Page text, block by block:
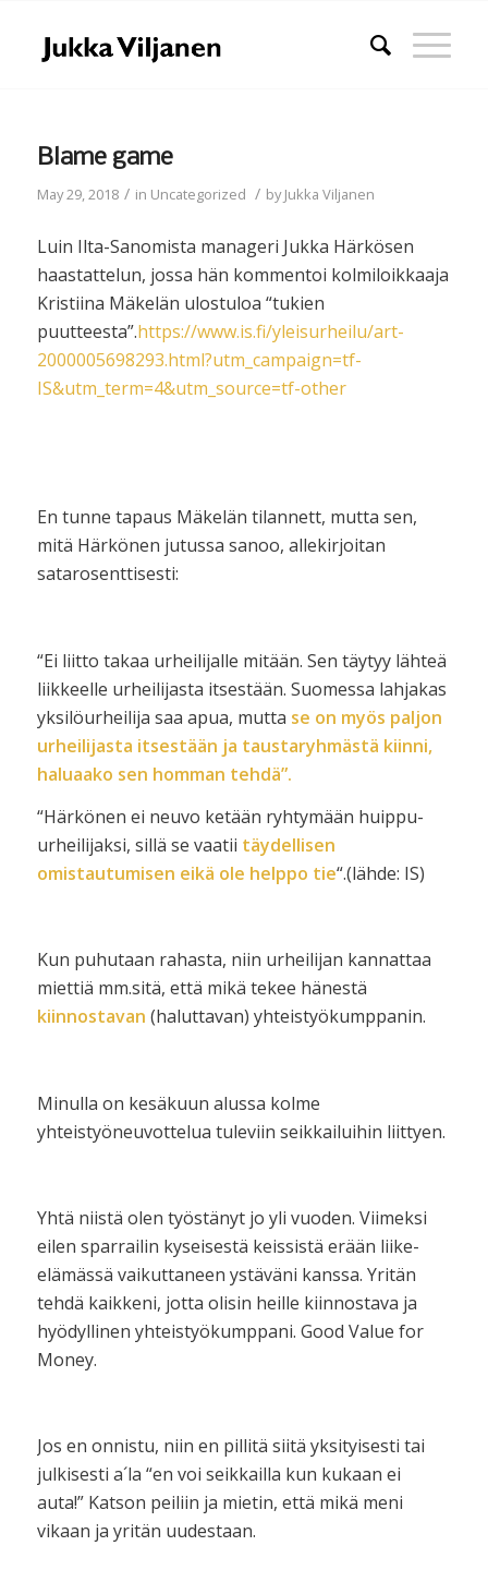
Blame game
May 29, 2018 / in Uncategorized / byJukka Viljanen
Luin Ilta-Sanomista manageri Jukka Härkösen
haastattelun, jossa hän kommentoi kolmiloikkaaja
Kristiina Mäkelän ulostuloa “tukien
puutteesta”.https://www.is.fi/yleisurheilu/art-
2000005698293.html?utm_campaign=tf-
IS&utm_term=4&utm_source=tf-other
En tunne tapaus Mäkelän tilannett, mutta sen,
mitä Härkönen jutussa sanoo, allekirjoitan
satarosenttisesti:
“Ei liitto takaa urheilijalle mitään. Sen täytyy lähteä
liikkeelle urheilijasta itsestään. Suomessa lahjakas
yksilöurheilija saa apua, mutta se on myös paljon
urheilijasta itsestään ja taustaryhmästä kiinni,
haluaako sen homman tehdä”.
“Härkönen ei neuvo ketään ryhtymään huippu-
urheilijaksi, sillä se vaatii täydellisen
omistautumisen eikä ole helppo tie“.(lähde: IS)
Kun puhutaan rahasta, niin urheilijan kannattaa
miettiä mm.sitä, että mikä tekee hänestä
kiinnostavan (haluttavan) yhteistyökumppanin.
Minulla on kesäkuun alussa kolme
yhteistyöneuvottelua tuleviin seikkailuihin liittyen.
Yhtä niistä olen työstänyt jo yli vuoden. Viimeksi
eilen sparrailin kyseisestä keissistä erään liike-
elämässä vaikuttaneen ystäväni kanssa. Yritän
tehdä kaikkeni, jotta olisin heille kiinnostava ja
hyödyllinen yhteistyökumppani. Good Value for
Money.
Jos en onnistu, niin en pillitä siitä yksityisesti tai
julkisesti a´la “en voi seikkailla kun kukaan ei
auta!” Katson peiliin ja mietin, että mikä meni
vikaan ja yritän uudestaan.